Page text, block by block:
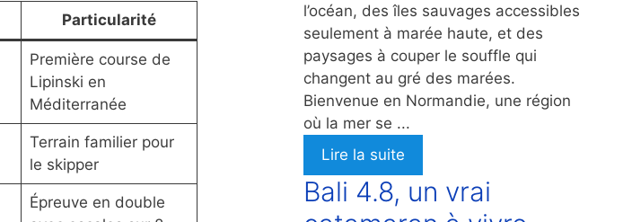
Particularité
Première course de
Lipinski en
Méditerranée
Terrain familier pour
le skipper
Épreuve en double
l’océan, des îles sauvages accessibles
seulement à marée haute, et des
paysages à couper le souffle qui
changent au gré des marées.
Bienvenue en Normandie, une région
où la mer se ...
Lire la suite
Bali 4.8, un vrai